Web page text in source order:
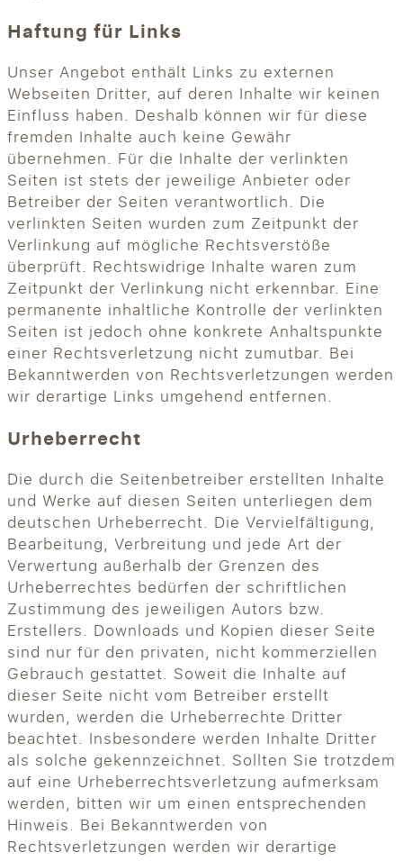
Haftung für Links
Unser Angebot enthält Links zu externen
Webseiten Dritter, auf deren Inhalte wir keinen
Einfluss haben. Deshalb können wir für diese
fremden Inhalte auch keine Gewähr
übernehmen. Für die Inhalte der verlinkten
Seiten ist stets der jeweilige Anbieter oder
Betreiber der Seiten verantwortlich. Die
verlinkten Seiten wurden zum Zeitpunkt der
Verlinkung auf mögliche Rechtsverstöße
überprüft. Rechtswidrige Inhalte waren zum
Zeitpunkt der Verlinkung nicht erkennbar. Eine
permanente inhaltliche Kontrolle der verlinkten
Seiten ist jedoch ohne konkrete Anhaltspunkte
einer Rechtsverletzung nicht zumutbar. Bei
Bekanntwerden von Rechtsverletzungen werden
wir derartige Links umgehend entfernen.
Urheberrecht
Die durch die Seitenbetreiber erstellten Inhalte
und Werke auf diesen Seiten unterliegen dem
deutschen Urheberrecht. Die Vervielfältigung,
Bearbeitung, Verbreitung und jede Art der
Verwertung außerhalb der Grenzen des
Urheberrechtes bedürfen der schriftlichen
Zustimmung des jeweiligen Autors bzw.
Erstellers. Downloads und Kopien dieser Seite
sind nur für den privaten, nicht kommerziellen
Gebrauch gestattet. Soweit die Inhalte auf
dieser Seite nicht vom Betreiber erstellt
wurden, werden die Urheberrechte Dritter
beachtet. Insbesondere werden Inhalte Dritter
als solche gekennzeichnet. Sollten Sie trotzdem
auf eine Urheberrechtsverletzung aufmerksam
werden, bitten wir um einen entsprechenden
Hinweis. Bei Bekanntwerden von
Rechtsverletzungen werden wir derartige